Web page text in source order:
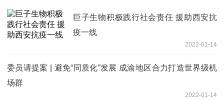
巨子生物积极践行社会责任 援助西安抗
疫一线
2022-01-14
委员请提案 | 避免“同质化”发展 成渝地区合力打造世界级机
场群
2022-01-14